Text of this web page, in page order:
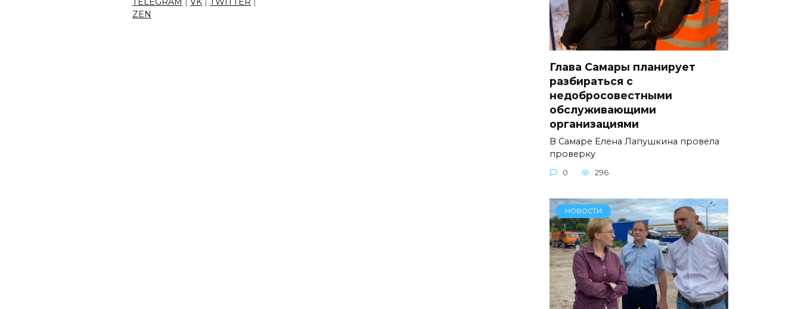
ZEN
Глава Самары планирует
разбираться с
недобросовестными
обслуживающими
организациями
В Самаре Елена Лапушкина провела
проверку
0 296
НОВОСТИ